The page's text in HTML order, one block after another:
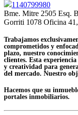
1140799980
Bme. Mitre 2505 Esq.
Gorriti 1078 Oficina
Trabajamos
comprometidos y
plazo, nuestro
clientes. Esta
y creatividad para
del mercado. Nuestro
Hacemos que su
portales inmobiliarios.